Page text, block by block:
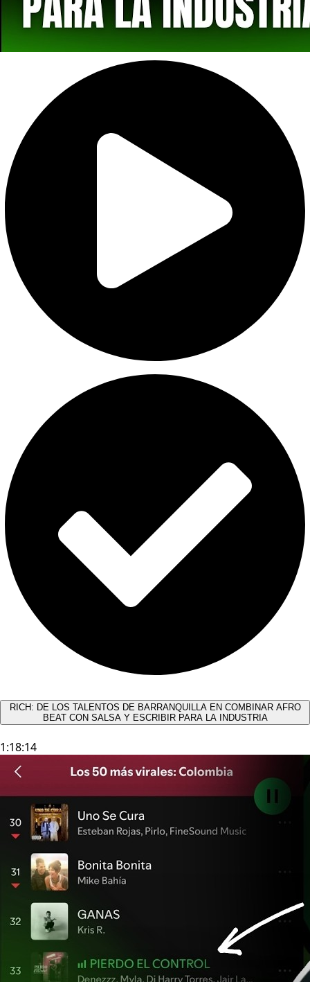
RICH: DE LOS TALENTOS DE BARRANQUILLA EN COMBINAR AFRO
BEAT CON SALSA Y ESCRIBIR PARA LA INDUSTRIA
1:18:14